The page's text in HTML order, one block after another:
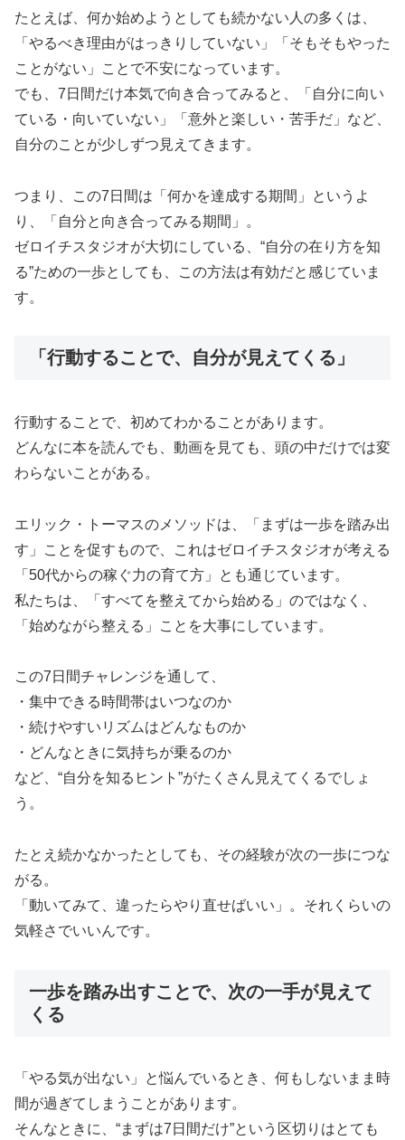
たとえば、何か始めようとしても続かない人の多くは、
「やるべき理由がはっきりしていない」「そもそもやった
ことがない」ことで不安になっています。
でも、7日間だけ本気で向き合ってみると、「自分に向い
ている・向いていない」「意外と楽しい・苦手だ」など、
自分のことが少しずつ見えてきます。
つまり、この7日間は「何かを達成する期間」というよ
り、「自分と向き合ってみる期間」。
ゼロイチスタジオが大切にしている、“自分の在り方を知
る”ための一歩としても、この方法は有効だと感じていま
す。
「行動することで、自分が見えてくる」
行動することで、初めてわかることがあります。
どんなに本を読んでも、動画を見ても、頭の中だけでは変
わらないことがある。
エリック・トーマスのメソッドは、「まずは一歩を踏み出
す」ことを促すもので、これはゼロイチスタジオが考える
「50代からの稼ぐ力の育て方」とも通じています。
私たちは、「すべてを整えてから始める」のではなく、
「始めながら整える」ことを大事にしています。
この7日間チャレンジを通して、
・集中できる時間帯はいつなのか
・続けやすいリズムはどんなものか
・どんなときに気持ちが乗るのか
など、“自分を知るヒント”がたくさん見えてくるでしょ
う。
たとえ続かなかったとしても、その経験が次の一歩につな
がる。
「動いてみて、違ったらやり直せばいい」。それくらいの
気軽さでいいんです。
一歩を踏み出すことで、次の一手が見えて
くる
「やる気が出ない」と悩んでいるとき、何もしないまま時
間が過ぎてしまうことがあります。
そんなときに、“まずは7日間だけ”という区切りはとても